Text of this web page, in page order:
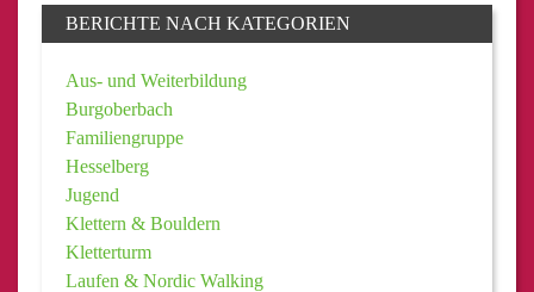
BERICHTE NACH KATEGORIEN
Aus- und Weiterbildung
Burgoberbach
Familiengruppe
Hesselberg
Jugend
Klettern & Bouldern
Kletterturm
Laufen & Nordic Walking